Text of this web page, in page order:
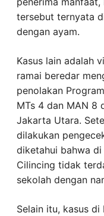
tersebut ternyata
dengan ayam.
Kasus lain adalah
ramai beredar
penolakan
MTs 4 dan MAN 8
Jakarta Utara.
dilakukan
diketahui bahwa
Cilincing tidak
sekolah dengan
Selain itu, kasus di